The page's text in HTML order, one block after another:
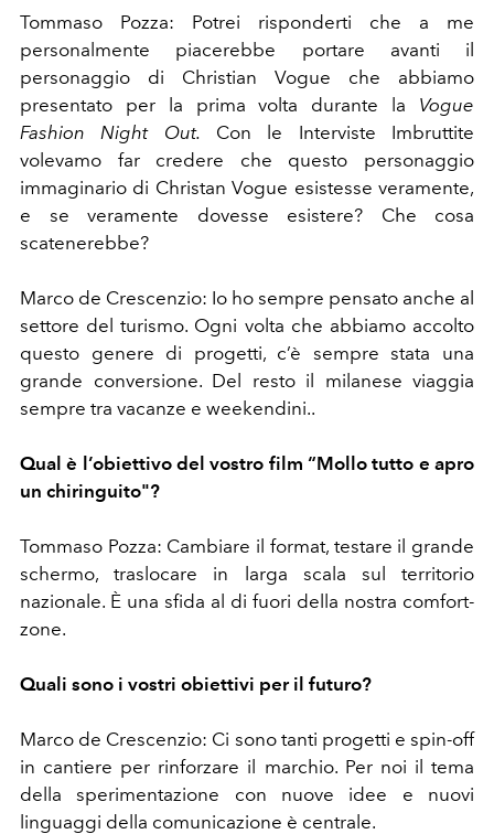
Tommaso Pozza: Potrei risponderti che a me
personalmente piacerebbe portare avanti il
personaggio di Christian Vogue che abbiamo
presentato per la prima volta durante la Vogue
Fashion Night Out. Con le Interviste Imbruttite
volevamo far credere che questo personaggio
immaginario di Christan Vogue esistesse veramente,
e se veramente dovesse esistere? Che cosa
scatenerebbe?
Marco de Crescenzio: Io ho sempre pensato anche al
settore del turismo. Ogni volta che abbiamo accolto
questo genere di progetti, c’è sempre stata una
grande conversione. Del resto il milanese viaggia
sempre tra vacanze e weekendini..
Qual è l’obiettivo del vostro film “Mollo tutto e apro
un chiringuito"?
Tommaso Pozza: Cambiare il format, testare il grande
schermo, traslocare in larga scala sul territorio
nazionale. È una sfida al di fuori della nostra comfort-
zone.
Quali sono i vostri obiettivi per il futuro?
Marco de Crescenzio: Ci sono tanti progetti e spin-off
in cantiere per rinforzare il marchio. Per noi il tema
della sperimentazione con nuove idee e nuovi
linguaggi della comunicazione è centrale.